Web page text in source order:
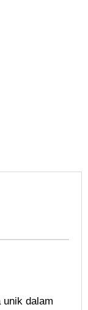
unik dalam